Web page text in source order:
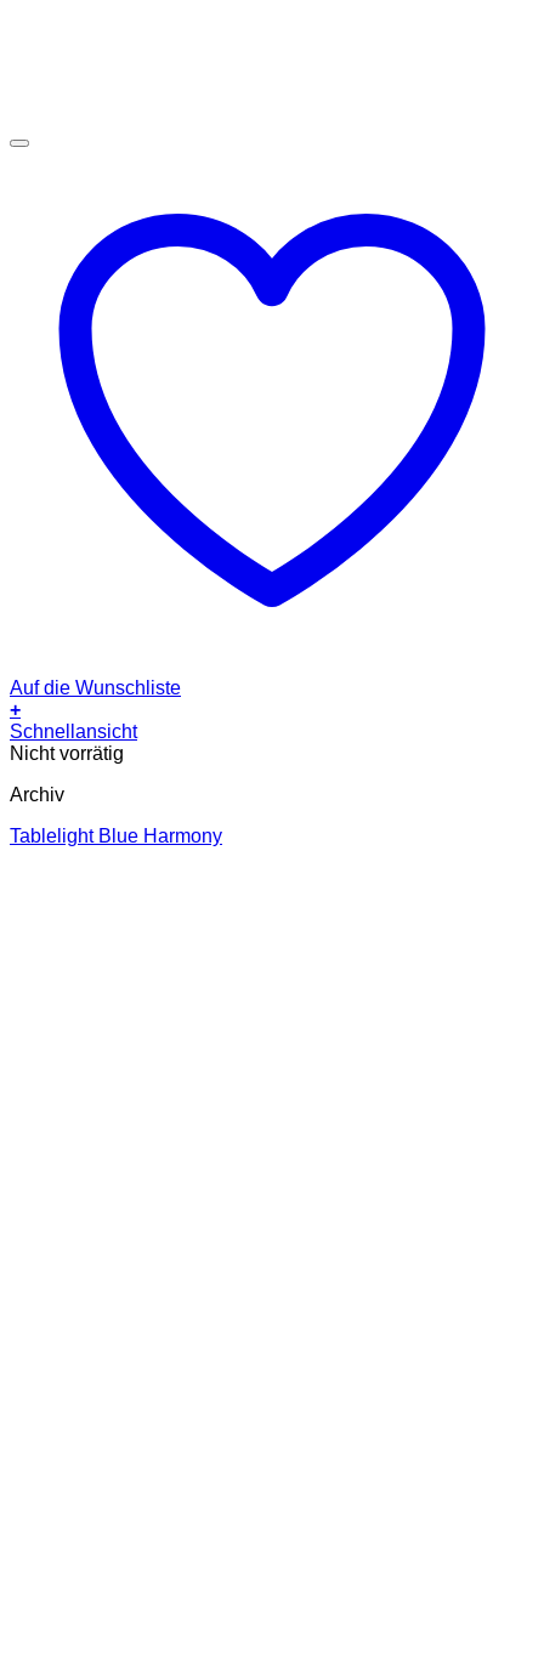
Auf die Wunschliste
+
Schnellansicht
Nicht vorrätig
Archiv
Tablelight Blue Harmony